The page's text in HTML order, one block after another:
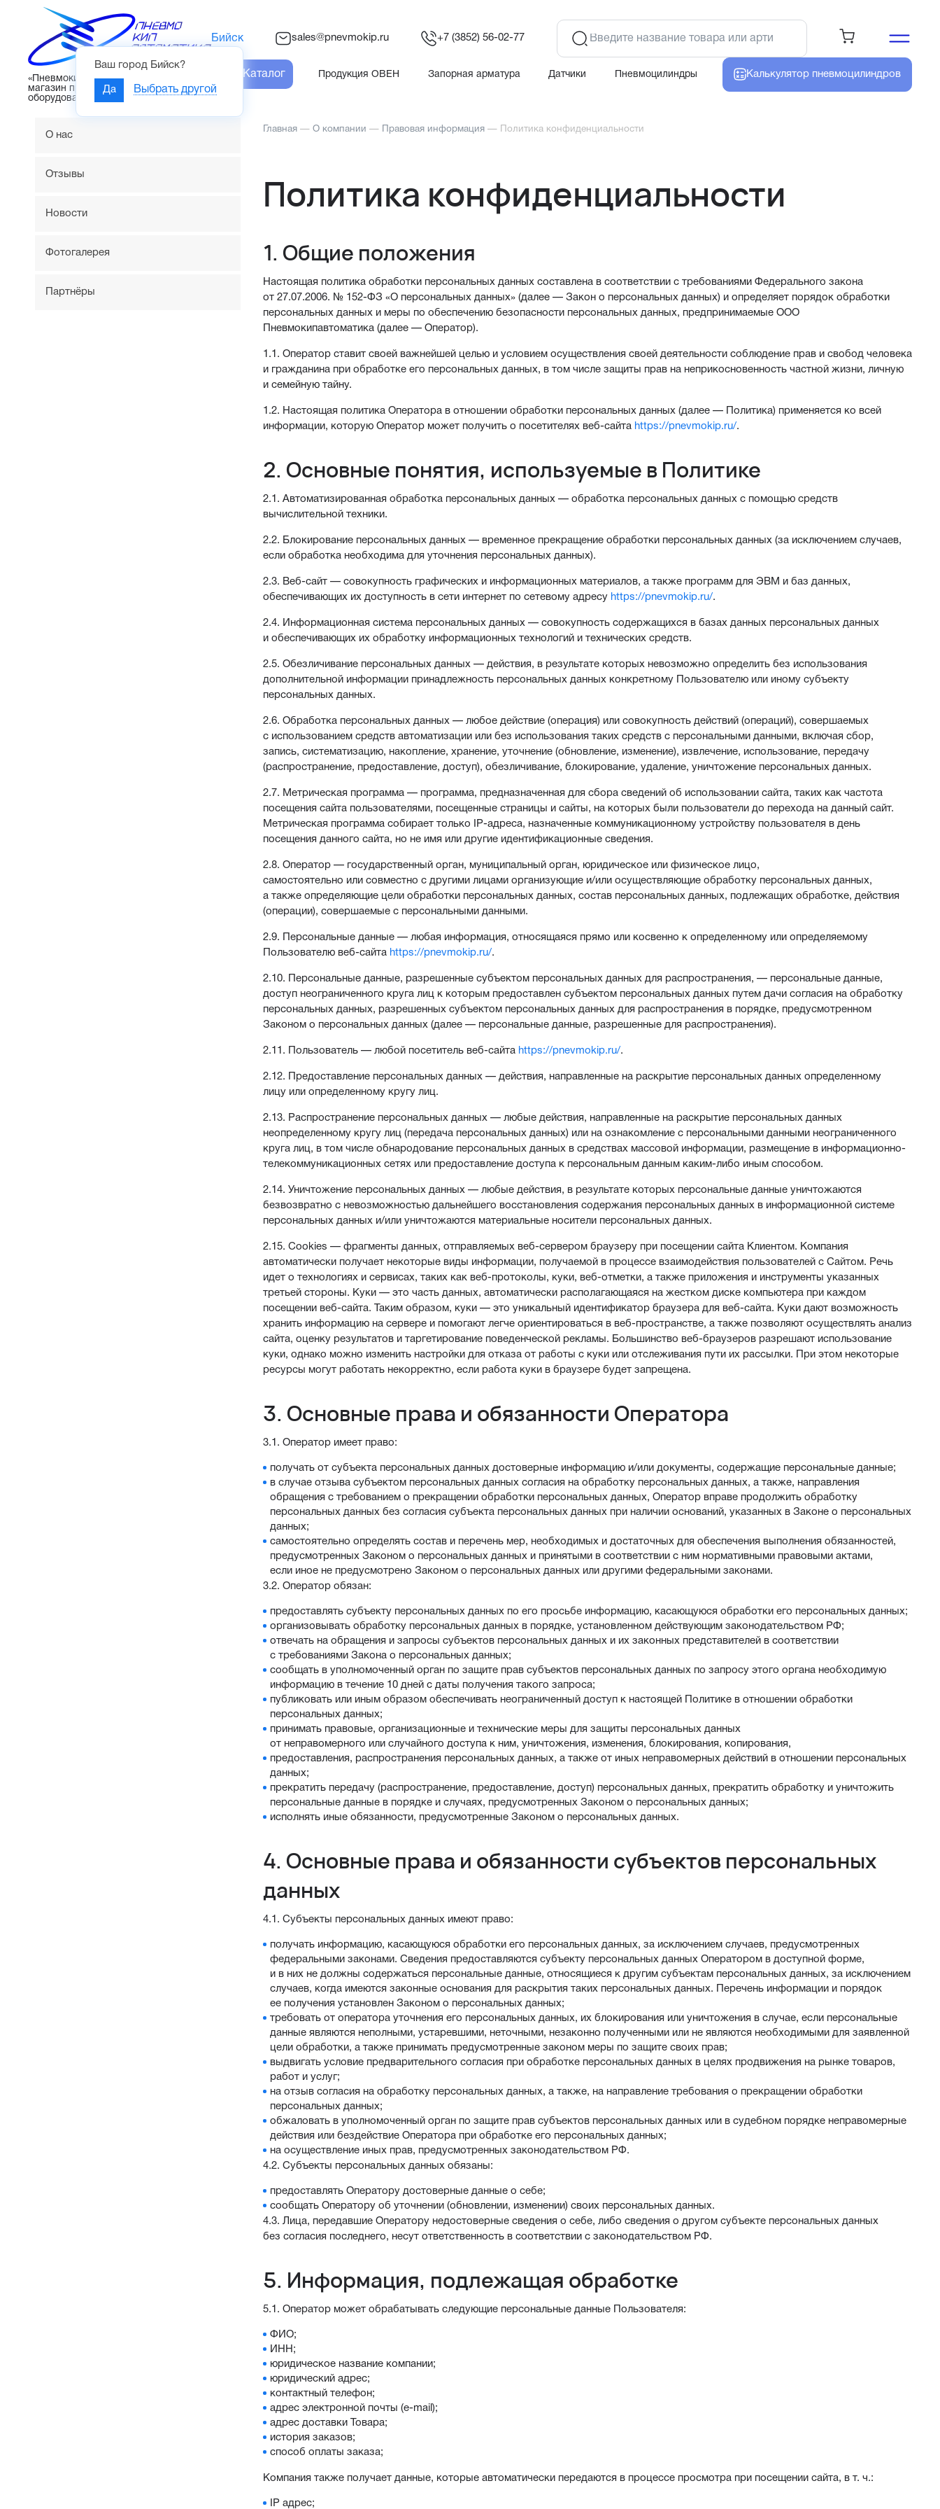
«Пневмокипавтоматика» – интернет-
магазин промышленного
оборудования
Бийск
Ваш город Бийск?
Да Выбрать другой
sales@pnevmokip.ru +7 (3852) 56-02-77
Каталог Продукция ОВЕН Запорная арматура Датчики Пневмоцилиндры Калькулятор пневмоцилиндров
О нас
Отзывы
Новости
Фотогалерея
Партнёры
Главная — О компании — Правовая информация — Политика конфиденциальности
Политика конфиденциальности
1. Общие положения
Настоящая политика обработки персональных данных составлена в соответствии с требованиями Федерального закона
от 27.07.2006. № 152-ФЗ «О персональных данных» (далее — Закон о персональных данных) и определяет порядок обработки
персональных данных и меры по обеспечению безопасности персональных данных, предпринимаемые ООО
Пневмокипавтоматика (далее — Оператор).
1.1. Оператор ставит своей важнейшей целью и условием осуществления своей деятельности соблюдение прав и свобод человека
и гражданина при обработке его персональных данных, в том числе защиты прав на неприкосновенность частной жизни, личную
и семейную тайну.
1.2. Настоящая политика Оператора в отношении обработки персональных данных (далее — Политика) применяется ко всей
информации, которую Оператор может получить о посетителях веб-сайта https://pnevmokip.ru/.
2. Основные понятия, используемые в Политике
2.1. Автоматизированная обработка персональных данных — обработка персональных данных с помощью средств
вычислительной техники.
2.2. Блокирование персональных данных — временное прекращение обработки персональных данных (за исключением случаев,
если обработка необходима для уточнения персональных данных).
2.3. Веб-сайт — совокупность графических и информационных материалов, а также программ для ЭВМ и баз данных,
обеспечивающих их доступность в сети интернет по сетевому адресу https://pnevmokip.ru/.
2.4. Информационная система персональных данных — совокупность содержащихся в базах данных персональных данных
и обеспечивающих их обработку информационных технологий и технических средств.
2.5. Обезличивание персональных данных — действия, в результате которых невозможно определить без использования
дополнительной информации принадлежность персональных данных конкретному Пользователю или иному субъекту
персональных данных.
2.6. Обработка персональных данных — любое действие (операция) или совокупность действий (операций), совершаемых
с использованием средств автоматизации или без использования таких средств с персональными данными, включая сбор,
запись, систематизацию, накопление, хранение, уточнение (обновление, изменение), извлечение, использование, передачу
(распространение, предоставление, доступ), обезличивание, блокирование, удаление, уничтожение персональных данных.
2.7. Метрическая программа — программа, предназначенная для сбора сведений об использовании сайта, таких как частота
посещения сайта пользователями, посещенные страницы и сайты, на которых были пользователи до перехода на данный сайт.
Метрическая программа собирает только IP-адреса, назначенные коммуникационному устройству пользователя в день
посещения данного сайта, но не имя или другие идентификационные сведения.
2.8. Оператор — государственный орган, муниципальный орган, юридическое или физическое лицо,
самостоятельно или совместно с другими лицами организующие и/или осуществляющие обработку персональных данных,
а также определяющие цели обработки персональных данных, состав персональных данных, подлежащих обработке, действия
(операции), совершаемые с персональными данными.
2.9. Персональные данные — любая информация, относящаяся прямо или косвенно к определенному или определяемому
Пользователю веб-сайта https://pnevmokip.ru/.
2.10. Персональные данные, разрешенные субъектом персональных данных для распространения, — персональные данные,
доступ неограниченного круга лиц к которым предоставлен субъектом персональных данных путем дачи согласия на обработку
персональных данных, разрешенных субъектом персональных данных для распространения в порядке, предусмотренном
Законом о персональных данных (далее — персональные данные, разрешенные для распространения).
2.11. Пользователь — любой посетитель веб-сайта https://pnevmokip.ru/.
2.12. Предоставление персональных данных — действия, направленные на раскрытие персональных данных определенному
лицу или определенному кругу лиц.
2.13. Распространение персональных данных — любые действия, направленные на раскрытие персональных данных
неопределенному кругу лиц (передача персональных данных) или на ознакомление с персональными данными неограниченного
круга лиц, в том числе обнародование персональных данных в средствах массовой информации, размещение в информационно-
телекоммуникационных сетях или предоставление доступа к персональным данным каким-либо иным способом.
2.14. Уничтожение персональных данных — любые действия, в результате которых персональные данные уничтожаются
безвозвратно с невозможностью дальнейшего восстановления содержания персональных данных в информационной системе
персональных данных и/или уничтожаются материальные носители персональных данных.
2.15. Cookies — фрагменты данных, отправляемых веб-сервером браузеру при посещении сайта Клиентом. Компания
автоматически получает некоторые виды информации, получаемой в процессе взаимодействия пользователей с Cайтом. Речь
идет о технологиях и сервисах, таких как веб-протоколы, куки, веб-отметки, а также приложения и инструменты указанных
третьей стороны. Куки — это часть данных, автоматически располагающаяся на жестком диске компьютера при каждом
посещении веб-сайта. Таким образом, куки — это уникальный идентификатор браузера для веб-сайта. Куки дают возможность
хранить информацию на сервере и помогают легче ориентироваться в веб-пространстве, а также позволяют осуществлять анализ
сайта, оценку результатов и таргетирование поведенческой рекламы. Большинство веб-браузеров разрешают использование
куки, однако можно изменить настройки для отказа от работы с куки или отслеживания пути их рассылки. При этом некоторые
ресурсы могут работать некорректно, если работа куки в браузере будет запрещена.
3. Основные права и обязанности Оператора
3.1. Оператор имеет право:
получать от субъекта персональных данных достоверные информацию и/или документы, содержащие персональные данные;
в случае отзыва субъектом персональных данных согласия на обработку персональных данных, а также, направления
обращения с требованием о прекращении обработки персональных данных, Оператор вправе продолжить обработку
персональных данных без согласия субъекта персональных данных при наличии оснований, указанных в Законе о персональных
данных;
самостоятельно определять состав и перечень мер, необходимых и достаточных для обеспечения выполнения обязанностей,
предусмотренных Законом о персональных данных и принятыми в соответствии с ним нормативными правовыми актами,
если иное не предусмотрено Законом о персональных данных или другими федеральными законами.
3.2. Оператор обязан:
предоставлять субъекту персональных данных по его просьбе информацию, касающуюся обработки его персональных данных;
организовывать обработку персональных данных в порядке, установленном действующим законодательством РФ;
отвечать на обращения и запросы субъектов персональных данных и их законных представителей в соответствии
с требованиями Закона о персональных данных;
сообщать в уполномоченный орган по защите прав субъектов персональных данных по запросу этого органа необходимую
информацию в течение 10 дней с даты получения такого запроса;
публиковать или иным образом обеспечивать неограниченный доступ к настоящей Политике в отношении обработки
персональных данных;
принимать правовые, организационные и технические меры для защиты персональных данных
от неправомерного или случайного доступа к ним, уничтожения, изменения, блокирования, копирования,
предоставления, распространения персональных данных, а также от иных неправомерных действий в отношении персональных
данных;
прекратить передачу (распространение, предоставление, доступ) персональных данных, прекратить обработку и уничтожить
персональные данные в порядке и случаях, предусмотренных Законом о персональных данных;
исполнять иные обязанности, предусмотренные Законом о персональных данных.
4. Основные права и обязанности субъектов персональных
данных
4.1. Субъекты персональных данных имеют право:
получать информацию, касающуюся обработки его персональных данных, за исключением случаев, предусмотренных
федеральными законами. Сведения предоставляются субъекту персональных данных Оператором в доступной форме,
и в них не должны содержаться персональные данные, относящиеся к другим субъектам персональных данных, за исключением
случаев, когда имеются законные основания для раскрытия таких персональных данных. Перечень информации и порядок
ее получения установлен Законом о персональных данных;
требовать от оператора уточнения его персональных данных, их блокирования или уничтожения в случае, если персональные
данные являются неполными, устаревшими, неточными, незаконно полученными или не являются необходимыми для заявленной
цели обработки, а также принимать предусмотренные законом меры по защите своих прав;
выдвигать условие предварительного согласия при обработке персональных данных в целях продвижения на рынке товаров,
работ и услуг;
на отзыв согласия на обработку персональных данных, а также, на направление требования о прекращении обработки
персональных данных;
обжаловать в уполномоченный орган по защите прав субъектов персональных данных или в судебном порядке неправомерные
действия или бездействие Оператора при обработке его персональных данных;
на осуществление иных прав, предусмотренных законодательством РФ.
4.2. Субъекты персональных данных обязаны:
предоставлять Оператору достоверные данные о себе;
сообщать Оператору об уточнении (обновлении, изменении) своих персональных данных.
4.3. Лица, передавшие Оператору недостоверные сведения о себе, либо сведения о другом субъекте персональных данных
без согласия последнего, несут ответственность в соответствии с законодательством РФ.
5. Информация, подлежащая обработке
5.1. Оператор может обрабатывать следующие персональные данные Пользователя:
ФИО;
ИНН;
юридическое название компании;
юридический адрес;
контактный телефон;
адрес электронной почты (e-mail);
адрес доставки Товара;
история заказов;
способ оплаты заказа;
Компания также получает данные, которые автоматически передаются в процессе просмотра при посещении сайта, в т. ч.:
IP адрес;